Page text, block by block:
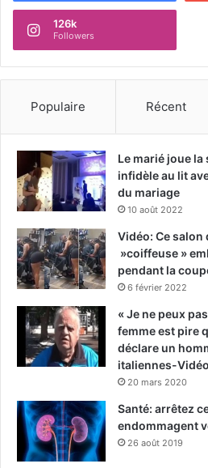
126k
Followers
Populaire Récent
Le marié joue
infidèle au lit
du mariage
10 août 2022
Vidéo: Ce
»coiffeuse »
pendant la
6 février 2022
« Je ne peux
femme est pire
déclare un
italiennes-Vidéo
20 mars 2020
Santé: arrêtez
endommagent
26 août 2019